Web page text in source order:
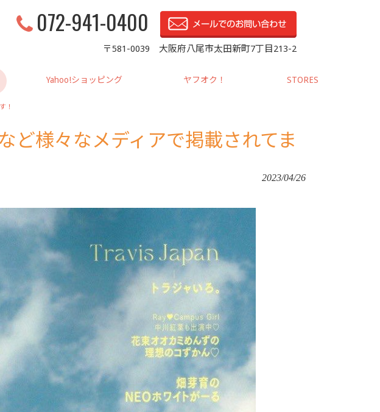
072-941-0400
〒581-0039 大阪府八尾市太田新町7丁目213-2
Yahoo!ショッピング ヤフオク！ STORES
！
ど様々なメディアで掲載されてま
2023/04/26